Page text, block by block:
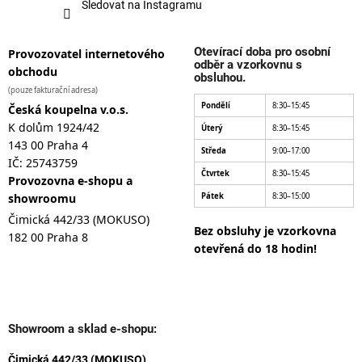
Sledovat na Instagramu
Provozovatel internetového
obchodu
(pouze fakturační adresa)
Česká koupelna v.o.s.
K dolům 1924/42
143 00 Praha 4
IČ: 25743759
Provozovna e-shopu a
showroomu
Čimická 442/33 (MOKUSO)
182 00 Praha 8
Otevírací doba pro osobní
odběr a vzorkovnu s
obsluhou.
Pondělí 8:30–15:45
Úterý 8:30–15:45
Středa 9:00–17:00
Čtvrtek 8:30–15:45
Pátek 8:30–15:00
Bez obsluhy je vzorkovna
otevřená do 18 hodin!
Showroom a sklad e-shopu: